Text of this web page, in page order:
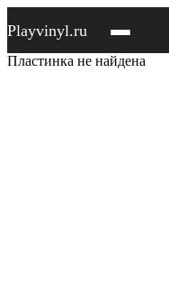
Playvinyl.ru
Пластинка не найдена